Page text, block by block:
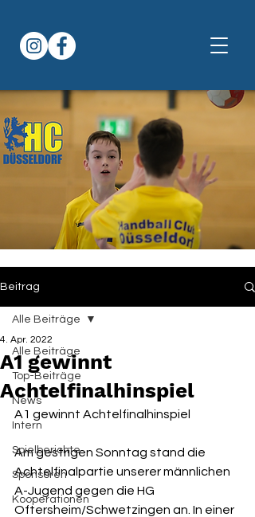
Beitrag
Alle Beiträge
Top-Beiträge
News
Intern
Spielberichte
Sponsoren
Kooperationen
Alle Beiträge
A1 gewinnt
Achtelfinalhinspiel
4. Apr. 2022
A1 gewinnt Achtelfinalhinspiel
Am gestrigen Sonntag stand die
Achtelfinalpartie unserer männlichen
A-Jugend gegen die HG
Oftersheim/Schwetzingen an. In einer